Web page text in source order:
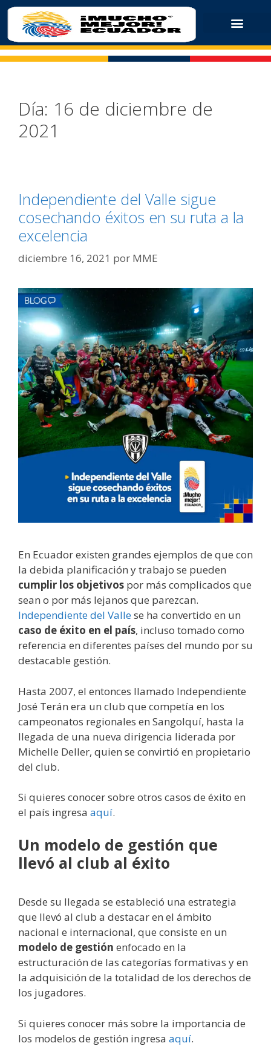
Día: 16 de diciembre de
2021
Independiente del Valle sigue
cosechando éxitos en su ruta a la
excelencia
diciembre 16, 2021 por MME
En Ecuador existen grandes ejemplos de que con
la debida planificación y trabajo se pueden
cumplir los objetivos por más complicados que
sean o por más lejanos que parezcan.
Independientedel Vallese ha convertido en un
caso de éxito en el país, incluso tomado como
referencia en diferentes países del mundo por su
destacable gestión.
Hasta 2007, el entonces llamado Independiente
José Terán era un club que competía en los
campeonatos regionales en Sangolquí, hasta la
llegada de una nueva dirigencia liderada por
Michelle Deller, quien se convirtió en propietario
del club.
Si quieres conocer sobre otros casos de éxito en
el país ingresa aquí.
Un modelo de gestión que
llevó al club al éxito
Desde su llegada se estableció una estrategia
que llevó al club a destacar en el ámbito
nacional e internacional, que consiste en un
modelo de gestión enfocado en la
estructuración de las categorías formativas y en
la adquisición de la totalidad de los derechos de
los jugadores.
Si quieres conocer más sobre la importancia de
los modelos de gestión ingresa aquí.